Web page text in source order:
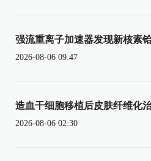
强流重离子加速器发现新核素
2026-08-06 09:47
造血干细胞移植后皮肤纤维化
2026-08-06 02:30